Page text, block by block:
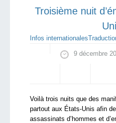
Troisième nuit
Infos internationales
9 décembre
Voilà trois nuits que des
partout aux États-Unis afin
assassinats d’hommes et